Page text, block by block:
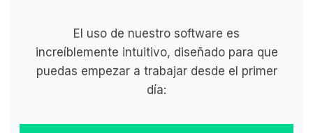
El uso de nuestro software es
increíblemente intuitivo, diseñado para que
puedas empezar a trabajar desde el primer
día: